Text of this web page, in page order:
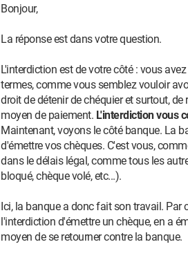
Bonjour,
La réponse est dans votre question.
L'interdiction est de votre côté : vous
termes, comme vous semblez vouloir
droit de détenir de chéquier et surtout,
moyen de paiement. L'interdiction vous
Maintenant, voyons le côté banque. La
d'émettre vos chèques. C'est vous,
dans le délais légal, comme tous les
bloqué, chèque volé, etc...).
Ici, la banque a donc fait son travail. Par
l'interdiction d'émettre un chèque, en a
moyen de se retourner contre la banque.